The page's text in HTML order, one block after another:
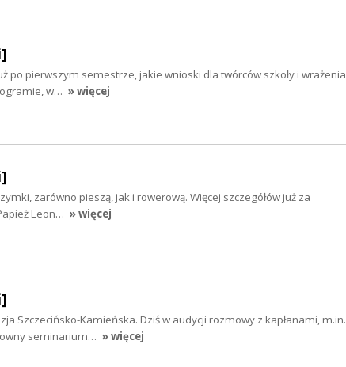
po pierwszym semestrze, jakie wnioski dla twórców szkoły i wrażenia
w… » więcej
zarówno pieszą, jak i rowerową. Więcej szczegółów już za
Leon… » więcej
Szczecińsko-Kamieńska. Dziś w audycji rozmowy z kapłanami, m.in.
seminarium… » więcej